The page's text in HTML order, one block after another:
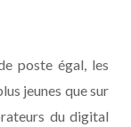
poste égal, les
jeunes que sur
du digital